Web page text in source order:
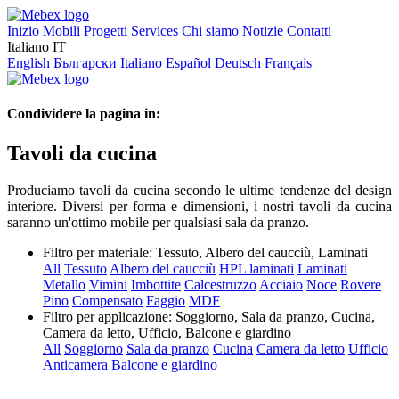
Inizio Mobili Progetti Services Chi siamo Notizie Contatti
Italiano IT
English Български Italiano Español Deutsch Français
Condividere la pagina in:
Tavoli da cucina
Produciamo tavoli da cucina secondo le ultime tendenze del design
interiore. Diversi per forma e dimensioni, i nostri tavoli da cucina
saranno un'ottimo mobile per qualsiasi sala da pranzo.
Filtro per materiale: Tessuto, Albero del caucciù, Laminati
All TessutoAlbero del caucciù HPL laminati Laminati
Metallo Vimini Imbottite CalcestruzzoAcciaio Noce Rovere
Pino Compensato Faggio MDF
Filtro per applicazione: Soggiorno, Sala da pranzo, Cucina,
Camera da letto, Ufficio, Balcone e giardino
All Soggiorno Sala da pranzo Cucina Camera da letto Ufficio
Anticamera Balcone e giardino